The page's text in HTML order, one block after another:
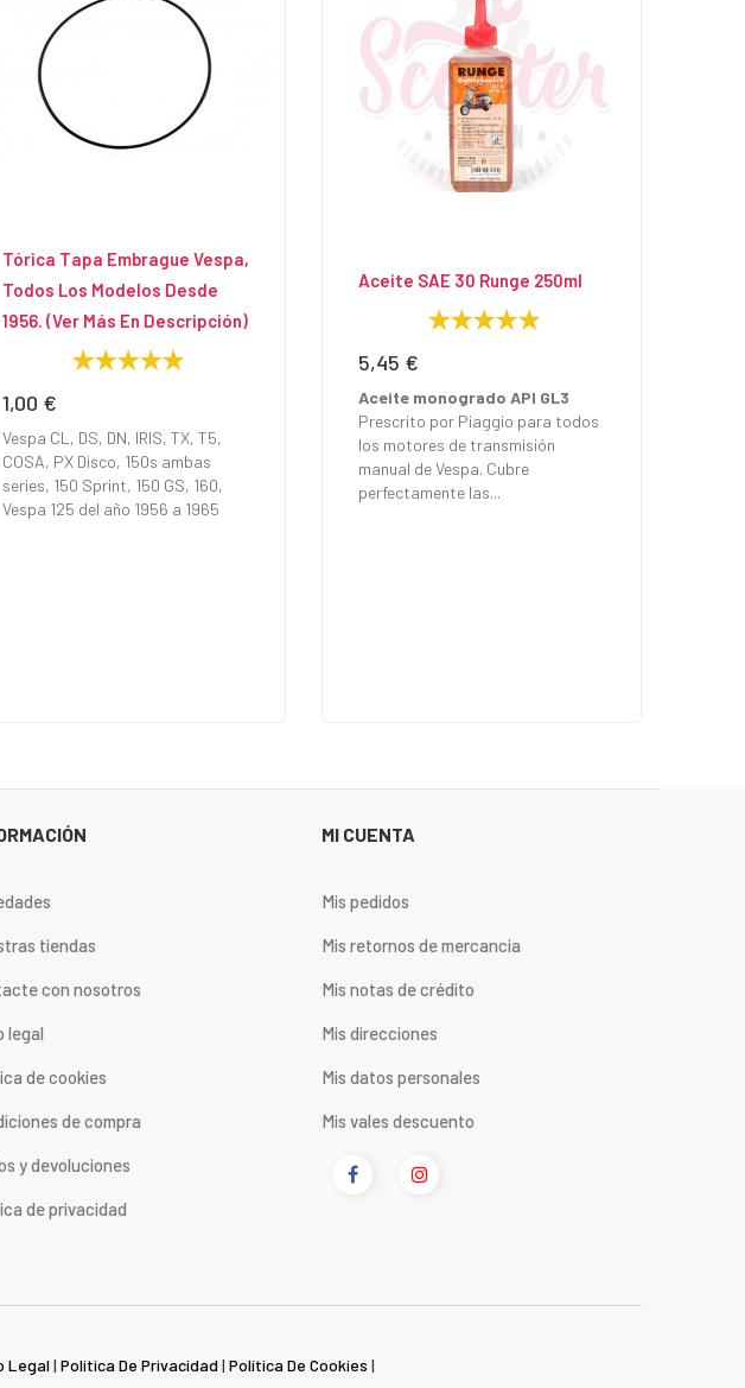
Tórica Tapa Embrague Vespa,
Todos Los Modelos Desde
1956. (Ver Más En Descripción)
Precio
1,00 €
Vespa CL, DS, DN, IRIS, TX, T5,
COSA, PX Disco, 150s ambas
series, 150 Sprint, 150 GS, 160,
Vespa 125 del año 1956 a 1965
Aceite SAE 30 Runge 250ml
Precio
5,45 €
Aceite monogrado API GL3
Prescrito por Piaggio para todos
los motores de transmisión
manual de Vespa. Cubre
perfectamente las...
tiendas
con nosotros
legal
de cookies
de compra
y devoluciones
de privacidad
MI CUENTA
Mis pedidos
Mis retornos de mercancia
Mis notas de crédito
Mis direcciones
Mis datos personales
Mis vales descuento
Legal| Política De Privacidad | Política De Cookies |